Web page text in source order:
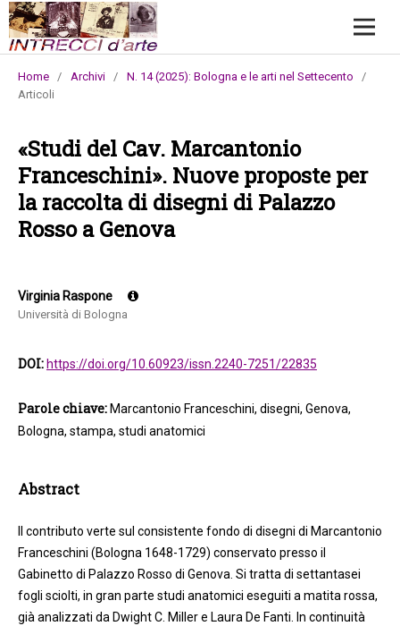
Home / Archivi / N. 14 (2025): Bologna e le arti nel Settecento
/
Articoli
«Studi del Cav. Marcantonio
Franceschini». Nuove proposte per
la raccolta di disegni di Palazzo
Rosso a Genova
Virginia Raspone
Università di Bologna
DOI: https://doi.org/10.60923/issn.2240-7251/22835
Parole chiave: Marcantonio Franceschini, disegni, Genova,
Bologna, stampa, studi anatomici
Abstract
Il contributo verte sul consistente fondo di disegni di Marcantonio
Franceschini (Bologna 1648-1729) conservato presso il
Gabinetto di Palazzo Rosso di Genova. Si tratta di settantasei
fogli sciolti, in gran parte studi anatomici eseguiti a matita rossa,
già analizzati da Dwight C. Miller e Laura De Fanti. In continuità